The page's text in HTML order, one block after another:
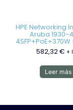
HPE Networking
Aruba 1930-
4SFP+PoE+370W
582,32€ +
Leer más